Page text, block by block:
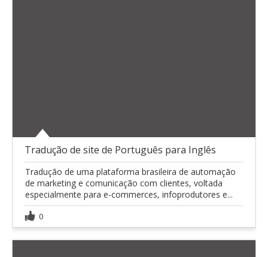
Tradução de site de Português para Inglês
Tradução de uma plataforma brasileira de automação
de marketing e comunicação com clientes, voltada
especialmente para e-commerces, infoprodutores e...
0